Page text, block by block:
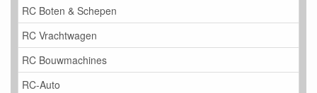
RC Boten & Schepen
RC Vrachtwagen
RC Bouwmachines
RC-Auto